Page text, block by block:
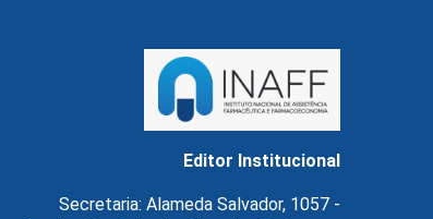
Editor Institucional
Secretaria: Alameda Salvador, 1057 -